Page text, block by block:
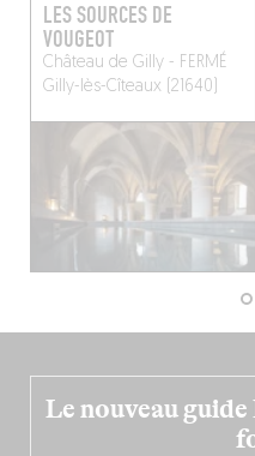
LES SOURCES DE
VOUGEOT
Château de Gilly - FERMÉ
Gilly-lès-Cîteaux (21640)
Le nouveau